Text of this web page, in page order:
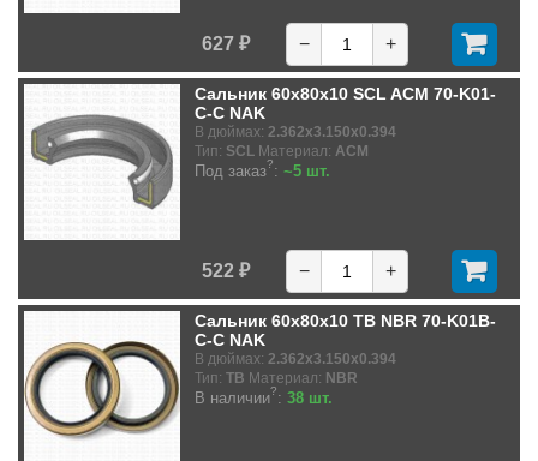
627 ₽ − +
Сальник 60x80x10 SCL ACM 70-K01-
C-C NAK
В дюймах: 2.362x3.150x0.394
Тип: SCL Материал: ACM
Под заказ?: ~5 шт.
522 ₽ − +
Сальник 60x80x10 TB NBR 70-K01B-
C-C NAK
В дюймах: 2.362x3.150x0.394
Тип: TB Материал: NBR
В наличии?: 38 шт.